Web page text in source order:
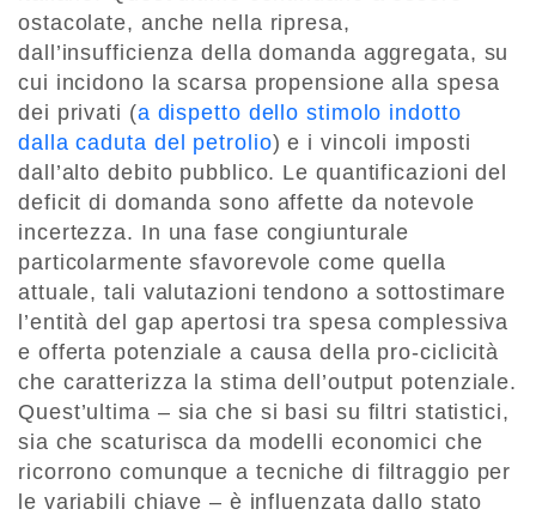
ostacolate, anche nella ripresa,
dall’insufficienza della domanda aggregata, su
cui incidono la scarsa propensione alla spesa
dei privati (a dispetto dello stimolo indotto
dalla caduta del petrolio) e i vincoli imposti
dall’alto debito pubblico. Le quantificazioni del
deficit di domanda sono affette da notevole
incertezza. In una fase congiunturale
particolarmente sfavorevole come quella
attuale, tali valutazioni tendono a sottostimare
l’entità del gap apertosi tra spesa complessiva
e offerta potenziale a causa della pro-ciclicità
che caratterizza la stima dell’output potenziale.
Quest’ultima – sia che si basi su filtri statistici,
sia che scaturisca da modelli economici che
ricorrono comunque a tecniche di filtraggio per
le variabili chiave – è influenzata dallo stato